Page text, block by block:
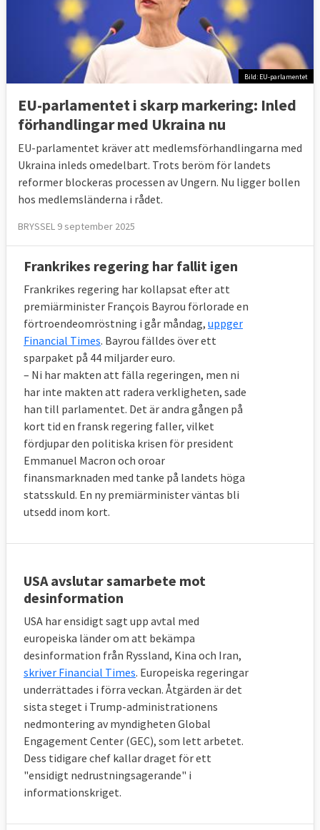
Bild: EU-parlamentet
EU-parlamentet i skarp markering: Inled
förhandlingar med Ukraina nu
EU-parlamentet kräver att medlemsförhandlingarna med
Ukraina inleds omedelbart. Trots beröm för landets
reformer blockeras processen av Ungern. Nu ligger bollen
hos medlemsländerna i rådet.
BRYSSEL 9 september 2025
Frankrikes regering har fallit igen
Frankrikes regering har kollapsat efter att
premiärminister François Bayrou förlorade en
förtroendeomröstning i går måndag, uppger
Financial Times. Bayrou fälldes över ett
sparpaket på 44 miljarder euro.
– Ni har makten att fälla regeringen, men ni
har inte makten att radera verkligheten, sade
han till parlamentet. Det är andra gången på
kort tid en fransk regering faller, vilket
fördjupar den politiska krisen för president
Emmanuel Macron och oroar
finansmarknaden med tanke på landets höga
statsskuld. En ny premiärminister väntas bli
utsedd inom kort.
USA avslutar samarbete mot
desinformation
USA har ensidigt sagt upp avtal med
europeiska länder om att bekämpa
desinformation från Ryssland, Kina och Iran,
skriver Financial Times. Europeiska regeringar
underrättades i förra veckan. Åtgärden är det
sista steget i Trump-administrationens
nedmontering av myndigheten Global
Engagement Center (GEC), som lett arbetet.
Dess tidigare chef kallar draget för ett
"ensidigt nedrustningsagerande" i
informationskriget.